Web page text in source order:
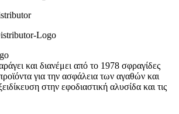
και διανέμει από το 1978 σφραγίδες
για την ασφάλεια των αγαθών και
στην εφοδιαστική αλυσίδα και τις